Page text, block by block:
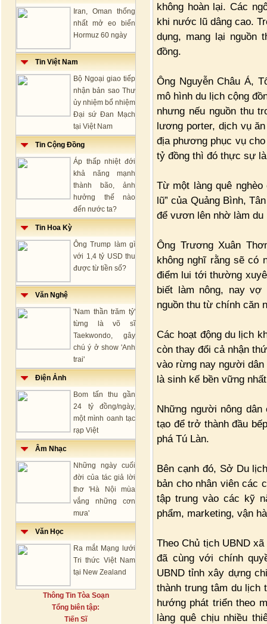
Iran, Oman thống
nhất mở eo biển
Hormuz 60 ngày
Tin Việt Nam
Bộ Ngoại giao tiếp
nhận bản sao Thư
ủy nhiệm bổ nhiệm
Đại sứ Đan Mạch
tại Việt Nam
Tin Cộng Đồng
Áp thấp nhiệt đới
khả năng mạnh
thành bão, ảnh
hưởng thế nào
đến nước ta?
Tin Hoa Kỳ
Ông Trump làm gì
với 1,4 tỷ USD thu
được từ tiền số?
Văn Nghệ
'Nam thần trăm tỷ'
từng là võ sĩ
Taekwondo, gây
chú ý ở show 'Anh
trai'
Điện Ảnh
Bom tấn thu gần
24 tỷ đồng/ngày,
một mình oanh tạc
rạp Việt
Âm Nhạc
Những ngày cuối
đời của tác giả lời
thơ 'Hà Nội mùa
vắng những cơn
mưa'
Văn Học
Ra mắt Mạng lưới
Tri thức Việt Nam
tại New Zealand
Thông Tin Tòa Soạn
Tổng biên tập:
Tiến Sĩ
không hoàn lại. Các
khi nước lũ dâng cao.
dụng, mang lại nguồn
đồng.
Ông Nguyễn Châu Á,
mô hình du lịch cộng
nhưng nếu nguồn thu
lương porter, dịch vụ
địa phương phục vụ
tỷ đồng thì đó thực sự
Từ một làng quê
lũ” của Quảng Bình,
để vươn lên nhờ làm du
Ông Trương Xuân
không nghĩ rằng sẽ có
điểm lui tới thường
biết làm nông, nay vợ
nguồn thu từ chính căn
Các hoạt động du lịch
còn thay đổi cả nhận
vào rừng nay người
là sinh kế bền vững
Những người nông
tạo để trở thành đầu
phá Tú Làn.
Bên cạnh đó, Sở Du
bản cho nhân viên các
tập trung vào các kỹ
phẩm, marketing, vận
Theo Chủ tịch UBND
đã cùng với chính
UBND tỉnh xây dựng
thành trung tâm du lịch
hướng phát triển theo
làng quê chịu nhiều